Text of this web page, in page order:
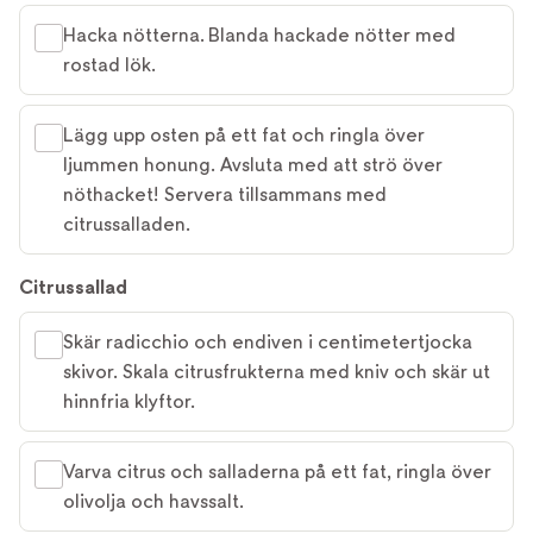
Hacka nötterna. Blanda hackade nötter med
rostad lök.
Lägg upp osten på ett fat och ringla över
ljummen honung. Avsluta med att strö över
nöthacket! Servera tillsammans med
citrussalladen.
Citrussallad
Skär radicchio och endiven i centimetertjocka
skivor. Skala citrusfrukterna med kniv och skär ut
hinnfria klyftor.
Varva citrus och salladerna på ett fat, ringla över
olivolja och havssalt.